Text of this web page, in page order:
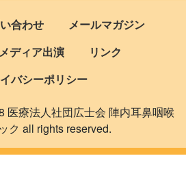
合わせ
メールマガジン
ディア出演
リンク
バシーポリシー
医療法人社団広士会 陣内耳鼻咽喉
ク all rights reserved.